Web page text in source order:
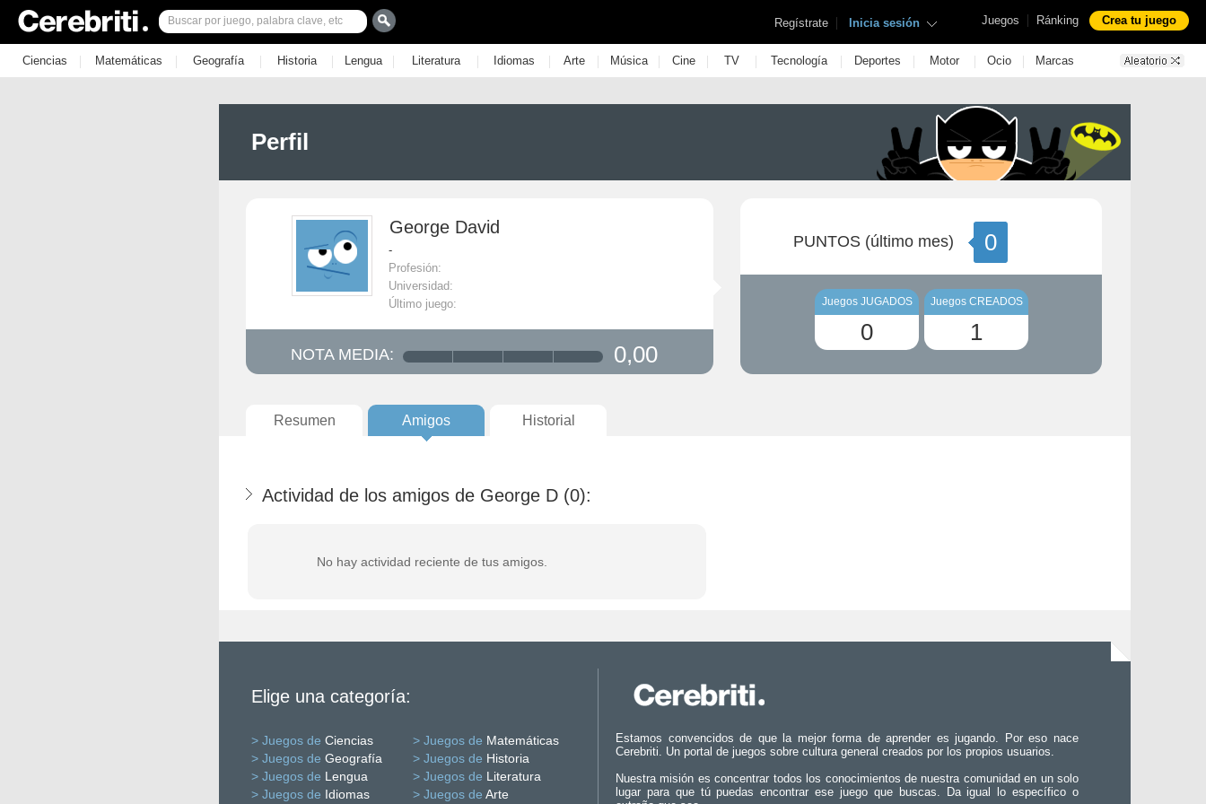
Juegos | Ránking Crea tu juego
Regístrate | Inicia sesión
Ciencias | Matemáticas | Geografía | Historia | Lengua | Literatura | Idiomas | Arte | Música | Cine | TV | Tecnología | Deportes | Motor | Ocio | Marcas
Perfil
George David
-
Profesión:
Universidad:
Último juego:
NOTA MEDIA: 0,00
PUNTOS (último mes) 0
Juegos JUGADOS
0
Juegos CREADOS
1
Resumen Amigos Historial
Actividad de los amigos de George D (0):
No hay actividad reciente de tus amigos.
Elige una categoría:
> Juegos de Ciencias > Juegos de Matemáticas
> Juegos de Geografía > Juegos de Historia
> Juegos de Lengua > Juegos de Literatura
> Juegos de Idiomas > Juegos de Arte
Estamos convencidos de que la mejor forma de aprender es jugando. Por eso nace
Cerebriti. Un portal de juegos sobre cultura general creados por los propios usuarios.
Nuestra misión es concentrar todos los conocimientos de nuestra comunidad en un solo
lugar para que tú puedas encontrar ese juego que buscas. Da igual lo específico o